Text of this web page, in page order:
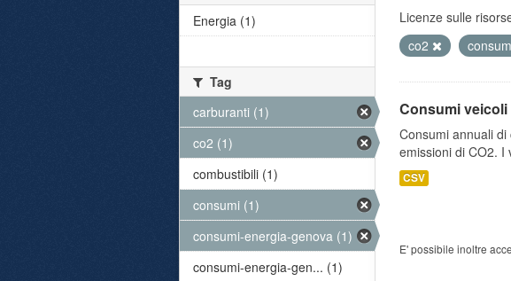
Licenze sulle
co2
Consumi veicoli
Consumi annuali
emissioni di CO2. I
CSV
E' possibile inoltre
Energia (1)
Tag
carburanti (1)
co2 (1)
combustibili (1)
consumi (1)
consumi-energia-genova (1)
consumi-energia-gen... (1)